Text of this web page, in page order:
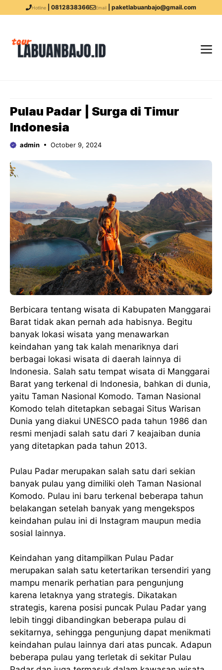
Hotline | 0812838366 Email | paketlabuanbajo@gmail.com
Pulau Padar | Surga di Timur
Indonesia
admin October 9, 2024
Berbicara tentang wisata di Kabupaten Manggarai
Barat tidak akan pernah ada habisnya. Begitu
banyak lokasi wisata yang menawarkan
keindahan yang tak kalah menariknya dari
berbagai lokasi wisata di daerah lainnya di
Indonesia. Salah satu tempat wisata di Manggarai
Barat yang terkenal di Indonesia, bahkan di dunia,
yaitu Taman Nasional Komodo. Taman Nasional
Komodo telah ditetapkan sebagai Situs Warisan
Dunia yang diakui UNESCO pada tahun 1986 dan
resmi menjadi salah satu dari 7 keajaiban dunia
yang ditetapkan pada tahun 2013.
Pulau Padar merupakan salah satu dari sekian
banyak pulau yang dimiliki oleh Taman Nasional
Komodo. Pulau ini baru terkenal beberapa tahun
belakangan setelah banyak yang mengekspos
keindahan pulau ini di Instagram maupun media
sosial lainnya.
Keindahan yang ditampilkan Pulau Padar
merupakan salah satu ketertarikan tersendiri yang
mampu menarik perhatian para pengunjung
karena letaknya yang strategis. Dikatakan
strategis, karena posisi puncak Pulau Padar yang
lebih tinggi dibandingkan beberapa pulau di
sekitarnya, sehingga pengunjung dapat menikmati
keindahan pulau lainnya dari atas puncak. Adapun
beberapa pulau yang terletak di sekitar Pulau